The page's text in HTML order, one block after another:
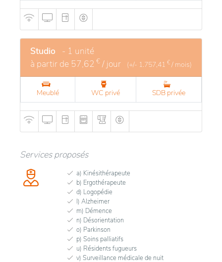
Studio
- 1 unité
à partir de 57,62 € / jour (+/- 1.757,41 € / mois)
Meublé WC privé SDB privée
Services proposés
a) Kinésithérapeute
b) Ergothérapeute
d) Logopédie
l) Alzheimer
m) Démence
n) Désorientation
o) Parkinson
p) Soins palliatifs
u) Résidents fugueurs
v) Surveillance médicale de nuit